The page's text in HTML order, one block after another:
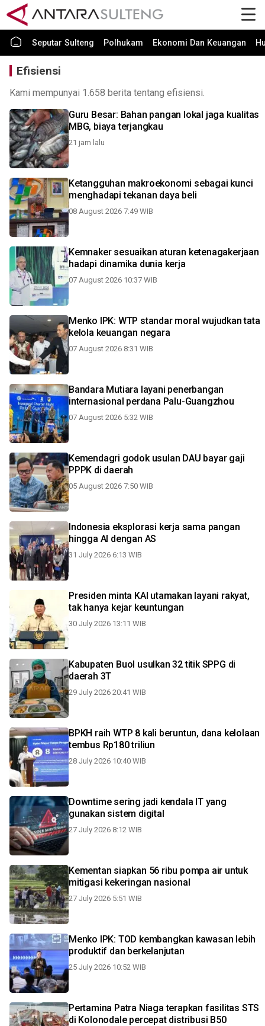
Seputar Sulteng Polhukam Ekonomi Dan Keuangan
Efisiensi
Kami mempunyai 1.658 berita tentang efisiensi.
Guru Besar: Bahan pangan lokal jaga kualitas
MBG, biaya terjangkau
21 jam lalu
Ketangguhan makroekonomi sebagai kunci
menghadapi tekanan daya beli
08 August 2026 7:49 WIB
Kemnaker sesuaikan aturan ketenagakerjaan
hadapi dinamika dunia kerja
07 August 2026 10:37 WIB
Menko IPK: WTP standar moral wujudkan tata
kelola keuangan negara
07 August 2026 8:31 WIB
Bandara Mutiara layani penerbangan
internasional perdana Palu-Guangzhou
07 August 2026 5:32 WIB
Kemendagri godok usulan DAU bayar gaji
PPPK di daerah
05 August 2026 7:50 WIB
Indonesia eksplorasi kerja sama pangan
hingga AI dengan AS
31 July 2026 6:13 WIB
Presiden minta KAI utamakan layani rakyat,
tak hanya kejar keuntungan
30 July 2026 13:11 WIB
Kabupaten Buol usulkan 32 titik SPPG di
daerah 3T
29 July 2026 20:41 WIB
BPKH raih WTP 8 kali beruntun, dana kelolaan
tembus Rp180 triliun
28 July 2026 10:40 WIB
Downtime sering jadi kendala IT yang
gunakan sistem digital
27 July 2026 8:12 WIB
Kementan siapkan 56 ribu pompa air untuk
mitigasi kekeringan nasional
27 July 2026 5:51 WIB
Menko IPK: TOD kembangkan kawasan lebih
produktif dan berkelanjutan
25 July 2026 10:52 WIB
Pertamina Patra Niaga terapkan fasilitas STS
di Kolonodale percepat distribusi B50